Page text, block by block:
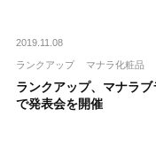
2019.11.08
ランクアップ マナラ化粧品
ランクアップ、マナラ
で発表会を開催